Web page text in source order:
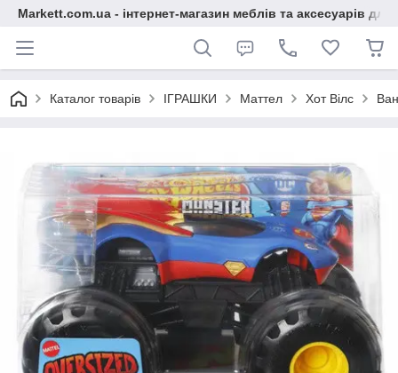
Markett.com.ua - інтернет-магазин меблів та аксесуарів для
Каталог товарів ІГРАШКИ Маттел Хот Вілс